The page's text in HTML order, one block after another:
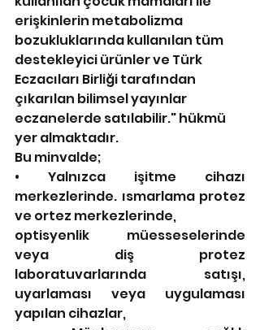
erişkinlerin metabolizma
bozukluklarında kullanılan tüm
destekleyici ürünler ve Türk
Eczacıları Birliği tarafından
çıkarılan bilimsel yayınlar
eczanelerde satılabilir." hükmü
yer almaktadır.
Bu minvalde;
• Yalnızca işitme cihazı
merkezlerinde. ısmarlama protez
ve ortez merkezlerinde,
optisyenlik müesseselerinde
veya diş protez
laboratuvarlarında satışı,
uyarlaması veya uygulaması
yapılan cihazlar,